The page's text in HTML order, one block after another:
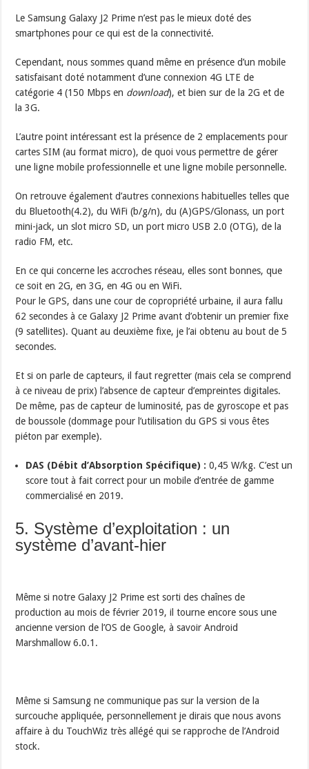
Le Samsung Galaxy J2 Prime n’est pas le mieux doté des
smartphones pour ce qui est de la connectivité.
Cependant, nous sommes quand même en présence d’un mobile
satisfaisant doté notamment d’une connexion 4G LTE de
catégorie 4 (150 Mbps en download), et bien sur de la 2G et de
la 3G.
L’autre point intéressant est la présence de 2 emplacements pour
cartes SIM (au format micro), de quoi vous permettre de gérer
une ligne mobile professionnelle et une ligne mobile personnelle.
On retrouve également d’autres connexions habituelles telles que
du Bluetooth(4.2), du WiFi (b/g/n), du (A)GPS/Glonass, un port
mini-jack, un slot micro SD, un port micro USB 2.0 (OTG), de la
radio FM, etc.
En ce qui concerne les accroches réseau, elles sont bonnes, que
ce soit en 2G, en 3G, en 4G ou en WiFi.
Pour le GPS, dans une cour de copropriété urbaine, il aura fallu
62 secondes à ce Galaxy J2 Prime avant d’obtenir un premier fixe
(9 satellites). Quant au deuxième fixe, je l’ai obtenu au bout de 5
secondes.
Et si on parle de capteurs, il faut regretter (mais cela se comprend
à ce niveau de prix) l’absence de capteur d’empreintes digitales.
De même, pas de capteur de luminosité, pas de gyroscope et pas
de boussole (dommage pour l’utilisation du GPS si vous êtes
piéton par exemple).
DAS (Débit d’Absorption Spécifique) : 0,45 W/kg. C’est un
score tout à fait correct pour un mobile d’entrée de gamme
commercialisé en 2019.
5. Système d’exploitation : un
système d’avant-hier
Même si notre Galaxy J2 Prime est sorti des chaînes de
production au mois de février 2019, il tourne encore sous une
ancienne version de l’OS de Google, à savoir Android
Marshmallow 6.0.1.
Même si Samsung ne communique pas sur la version de la
surcouche appliquée, personnellement je dirais que nous avons
affaire à du TouchWiz très allégé qui se rapproche de l’Android
stock.